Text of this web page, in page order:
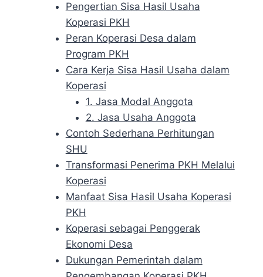
Pengertian Sisa Hasil Usaha
Koperasi PKH
Peran Koperasi Desa dalam
Program PKH
Cara Kerja Sisa Hasil Usaha dalam
Koperasi
1. Jasa Modal Anggota
2. Jasa Usaha Anggota
Contoh Sederhana Perhitungan
SHU
Transformasi Penerima PKH Melalui
Koperasi
Manfaat Sisa Hasil Usaha Koperasi
PKH
Koperasi sebagai Penggerak
Ekonomi Desa
Dukungan Pemerintah dalam